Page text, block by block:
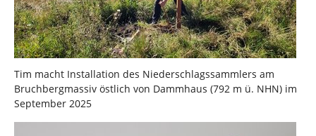
Tim macht Installation des Niederschlagssammlers am
Bruchbergmassiv östlich von Dammhaus (792 m ü. NHN) im
September 2025